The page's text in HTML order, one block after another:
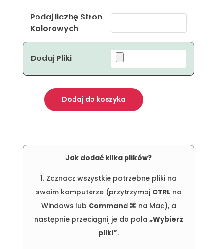
W polu „Podaj całkowitą liczbę stron” wpisz ogólną liczbę
wszystkich stron z pliku, a nie liczbę kartek. W polu "Podaj
Podaj Całkowitą
liczbę Stron
Podaj liczbę Stron
Kolorowych
ilość
Jasnozielona
Pracy
Dyplomowej
Dodaj do koszyka
Jak dodać kilka plików?